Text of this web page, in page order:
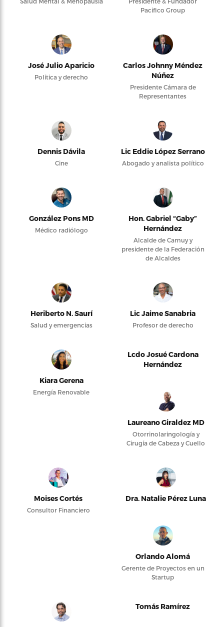
Pacifico Group
José Julio Aparicio
Política y derecho
Carlos Johnny Méndez
Núñez
Presidente Cámara de
Representantes
Dennis Dávila
Cine
Lic Eddie López Serrano
Abogado y analista político
González Pons MD
Médico radiólogo
Hon. Gabriel “Gaby”
Hernández
Alcalde de Camuy y
presidente de la Federación
de Alcaldes
Heriberto N. Saurí
Salud y emergencias
Lic Jaime Sanabria
Profesor de derecho
Kiara Gerena
Energía Renovable
Lcdo Josué Cardona
Hernández
Laureano Giraldez MD
Otorrinolaringología y
Cirugía de Cabeza y Cuello
Moises Cortés
Consultor Financiero
Dra. Natalie Pérez Luna
Orlando Alomá
Gerente de Proyectos en un
Startup
Tomás Ramírez